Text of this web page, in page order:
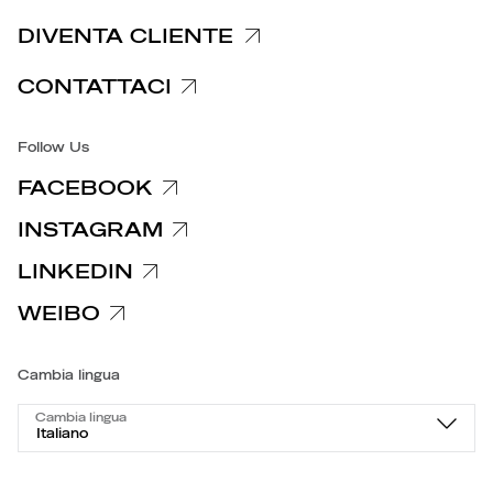
Accessibilità
DIVENTA CLIENTE
CONTATTACI
Follow Us
FACEBOOK
INSTAGRAM
LINKEDIN
WEIBO
Cambia lingua
Cambia lingua
Italiano